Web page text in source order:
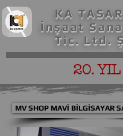
KA
İnşaat
Tic. Ltd.
20. YIL
MV SHOP MAVİ BİLGİSAYAR